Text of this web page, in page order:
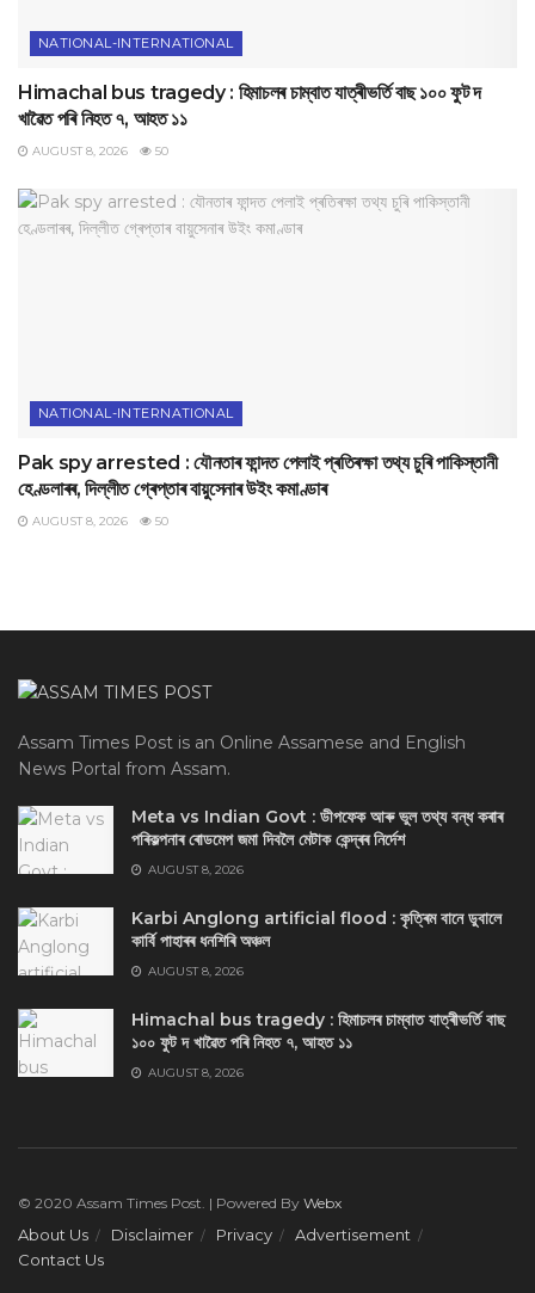
NATIONAL-INTERNATIONAL
Himachal bus tragedy : হিমাচলৰ চাম্বাত যাত্ৰীভৰ্তি বাছ ১০০ ফুট দ
খাৱৈত পৰি নিহত ৭, আহত ১১
AUGUST 8, 2026 50
NATIONAL-INTERNATIONAL
Pak spy arrested : যৌনতাৰ ফান্দত পেলাই প্ৰতিৰক্ষা তথ্য চুৰি পাকিস্তানী
হেণ্ডলাৰৰ, দিল্লীত গ্ৰেপ্তাৰ বায়ুসেনাৰ উইং কমাণ্ডাৰ
AUGUST 8, 2026 50
Assam Times Post is an Online Assamese and English
News Portal from Assam.
Meta vs Indian Govt : ডীপফেক আৰু ভুল তথ্য বন্ধ কৰাৰ
পৰিকল্পনাৰ ৰোডমেপ জমা দিবলৈ মেটাক কেন্দ্ৰৰ নিৰ্দেশ
AUGUST 8, 2026
Karbi Anglong artificial flood : কৃত্ৰিম বানে ডুবালে
কাৰ্বি পাহাৰৰ ধনশিৰি অঞ্চল
AUGUST 8, 2026
Himachal bus tragedy : হিমাচলৰ চাম্বাত যাত্ৰীভৰ্তি বাছ
১০০ ফুট দ খাৱৈত পৰি নিহত ৭, আহত ১১
AUGUST 8, 2026
© 2020 Assam Times Post. | Powered By Webx
About Us Disclaimer Privacy
Advertisement
Contact Us